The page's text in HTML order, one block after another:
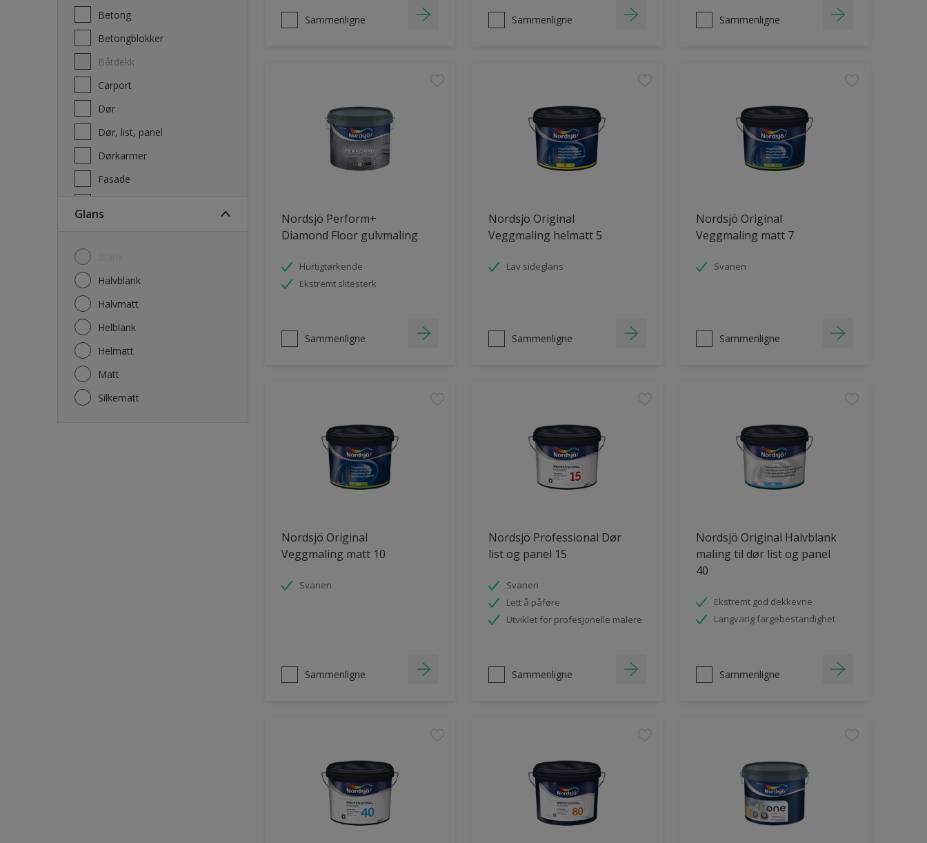
Betong
Betongblokker
Båtdekk
carport
Dør
Dør, list, panel
Dørkarmer
Fasade
Glans
Halvblank
Halvmatt
Helblank
Helmatt
Matt
Silkematt
Sammenligne Sammenligne Sammenligne
Nordsjö Perform+
Diamond Floor gulvmaling
Hurtigtørkende
Ekstremt slitesterk
Sammenligne
Nordsjö Original
Veggmaling helmatt 5
Lav sideglans
Sammenligne
Nordsjö Original
Veggmaling matt 7
Svanen
Sammenligne
Nordsjö Original
Veggmaling matt 10
Svanen
Sammenligne
Nordsjö Professional Dør
list og panel 15
Svanen
Lett å påføre
Utviklet for profesjonelle malere
Sammenligne
Nordsjö Original Halvblank
maling til dør list og panel
40
Ekstremt god dekkevne
Langvarig fargebestandighet
Sammenligne